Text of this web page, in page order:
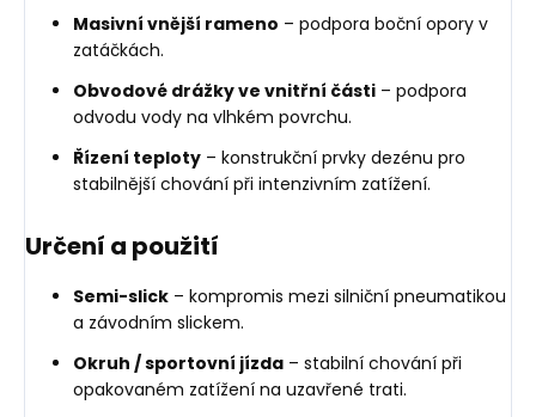
Masivní vnější rameno – podpora boční opory v
zatáčkách.
Obvodové drážky ve vnitřní části – podpora
odvodu vody na vlhkém povrchu.
Řízení teploty – konstrukční prvky dezénu pro
stabilnější chování při intenzivním zatížení.
Určení a použití
Semi-slick – kompromis mezi silniční pneumatikou
a závodním slickem.
Okruh / sportovní jízda – stabilní chování při
opakovaném zatížení na uzavřené trati.